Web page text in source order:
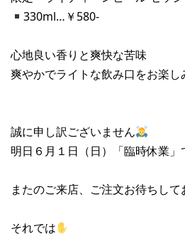
330ml…￥580-
心地良い香りと爽快な苦味
爽やかでライトな飲み口をお楽
誠に申し訳ございません
明日６月１日（日）「臨時休業」
またのご来店、ご注文お待ちして
それでは